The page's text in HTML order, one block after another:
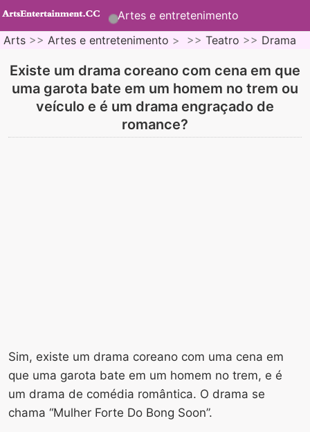
Artes e entretenimento
Arts >> Artes e entretenimento > >> Teatro >> Drama
Existe um drama coreano com cena em que
uma garota bate em um homem no trem ou
veículo e é um drama engraçado de
romance?
Sim, existe um drama coreano com uma cena em
que uma garota bate em um homem no trem, e é
um drama de comédia romântica. O drama se
chama “Mulher Forte Do Bong Soon”.